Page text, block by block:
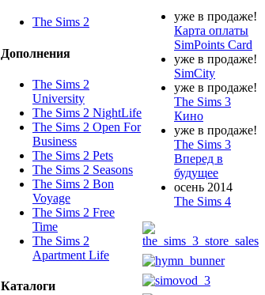
The Sims 2
Дополнения
The Sims 2
University
The Sims 2 NightLife
The Sims 2 Open For
Business
The Sims 2 Pets
The Sims 2 Seasons
The Sims 2 Bon
Voyage
The Sims 2 Free
Time
The Sims 2
Apartment Life
Каталоги
уже в продаже!
Карта оплаты
SimPoints Card
уже в продаже!
SimCity
уже в продаже!
The Sims 3
Кино
уже в продаже!
The Sims 3
Вперед в
будущее
осень 2014
The Sims 4